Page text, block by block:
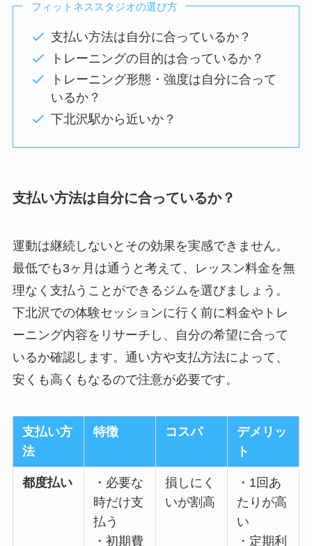
フィットネススタジオの選び方
支払い方法は自分に合っているか？
トレーニングの目的は合っているか？
トレーニング形態・強度は自分に合って
いるか？
下北沢駅から近いか？
支払い方法は自分に合っているか？
運動は継続しないとその効果を実感できません。
最低でも3ヶ月は通うと考えて、レッスン料金を無
理なく支払うことができるジムを選びましょう。
下北沢での体験セッションに行く前に料金やトレ
ーニング内容をリサーチし、自分の希望に合って
いるか確認します。通い方や支払方法によって、
安くも高くもなるので注意が必要です。
支払い方
法
特徴 コスパ
デメリッ
ト
都度払い
・必要な
時だけ支
払う
・初期費
損しにく
いが割高
・1回あ
たりが高
い
・定期利